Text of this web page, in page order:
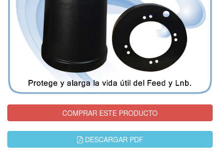
COMPRAR ESTE PRODUCTO
DESCARGAR PDF